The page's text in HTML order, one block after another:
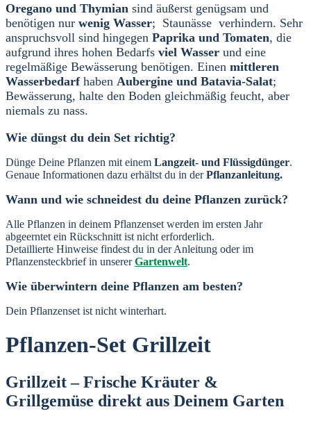
Oregano und Thymian sind äußerst genügsam und
benötigen nur wenig Wasser; Staunässe verhindern. Sehr
anspruchsvoll sind hingegen Paprika und Tomaten, die
aufgrund ihres hohen Bedarfs viel Wasser und eine
regelmäßige Bewässerung benötigen. Einen mittleren
Wasserbedarfhaben Aubergine und Batavia-Salat;
Bewässerung, halte den Boden gleichmäßig feucht, aber
niemals zu nass.
Wie düngst du dein Set richtig?
Dünge Deine Pflanzen mit einem Langzeit- und Flüssigdünger.
Genaue Informationen dazu erhältst du in derPflanzanleitung.
Wann und wie schneidest du deine Pflanzen zurück?
Alle Pflanzen in deinem Pflanzenset werden im ersten Jahr
abgeerntet ein Rückschnitt ist nicht erforderlich.
Detaillierte Hinweise findest du in der Anleitung oder im
Pflanzensteckbrief in unsererGartenwelt.
Wie überwintern deine Pflanzen am besten?
Dein Pflanzenset ist nicht winterhart.
Pflanzen-Set Grillzeit
Grillzeit – Frische Kräuter &
Grillgemüse direkt aus Deinem Garten